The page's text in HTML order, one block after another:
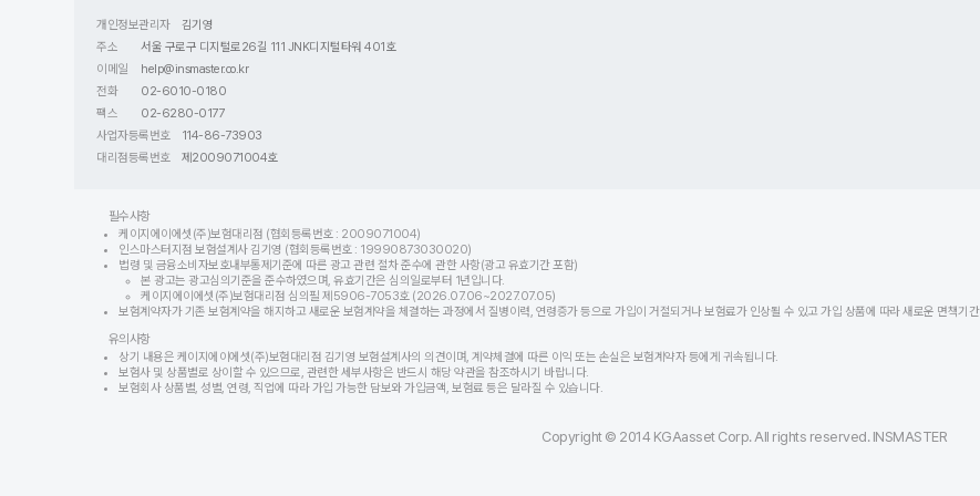
개인정보관리자
김기영
주소
서울 구로구 디지털로26길 111 JNK디지털타워 401호
이메일
help@insmaster.co.kr
전화
02-6010-0180
팩스
02-6280-0177
사업자등록번호
114-86-73903
대리점등록번호
제2009071004호
필수사항
케이지에이에셋(주)보험대리점 (협회등록번호 : 2009071004)
인스마스터지점 보험설계사 김기영 (협회등록번호 : 19990873030020)
법령 및 금융소비자보호내부통제기준에 따른 광고 관련 절차 준수에 관한 사항(광고 유효기간 포함)
본 광고는 광고심의기준을 준수하였으며, 유효기간은 심의일로부터 1년입니다.
케이지에이에셋(주)보험대리점 심의필 제5906-7053호 (2026.07.06~2027.07.05)
보험계약자가 기존 보험계약을 해지하고 새로운 보험계약을 체결하는 과정에서 질병이력, 연령증가 등으로 가입이 거절되거나 보험료가 인상될 수 있고 가입 상품에 따라 새로운 면책기
유의사항
상기 내용은 케이지에이에셋(주)보험대리점 김기영 보험설계사의 의견이며, 계약체결에 따른 이익 또는 손실은 보험계약자 등에게 귀속됩니다.
보험사 및 상품별로 상이할 수 있으므로, 관련한 세부사항은 반드시 해당 약관을 참조하시기 바랍니다.
보험회사 상품별, 성별, 연령, 직업에 따라 가입 가능한 담보와 가입금액, 보험료 등은 달라질 수 있습니다.
Copyright © 2014 KGAasset Corp. All rights reserved. INSMASTER